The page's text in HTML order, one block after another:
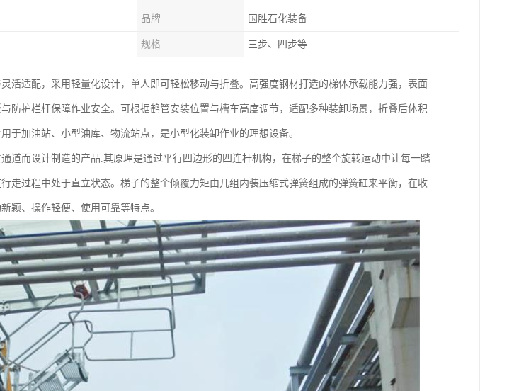
品牌 国胜石化装备
规格 三步、四步等
活适配，采用轻量化设计，单人即可轻松移动与折叠。高强度钢材打造的梯体承载能力强，表面
防护栏杆保障作业安全。可根据鹤管安装位置与槽车高度调节，适配多种装卸场景，折叠后体积
于加油站、小型油库、物流站点，是小型化装卸作业的理想设备。
道而设计制造的产品.其原理是通过平行四边形的四连杆机构，在梯子的整个旋转运动中让每一踏
走过程中处于直立状态。梯子的整个倾覆力矩由几组内装压缩式弹簧组成的弹簧缸来平衡，在收
颖、操作轻便、使用可靠等特点。